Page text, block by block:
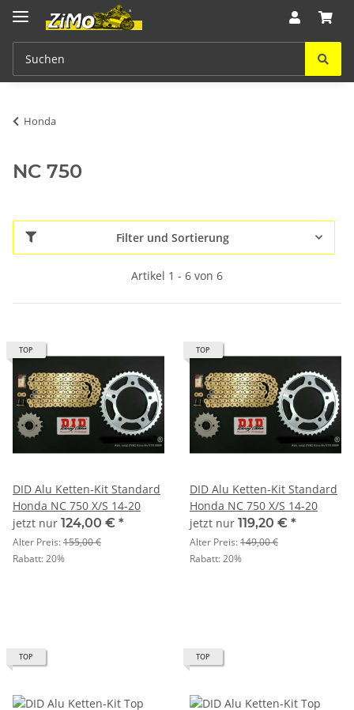
Honda
NC 750
Filter und Sortierung
Artikel 1 - 6 von 6
TOP
DID Alu Ketten-Kit Standard
Honda NC 750 X/S 14-20
jetzt nur 124,00 € *
Alter Preis:155,00 €
Rabatt:20%
TOP
DID Alu Ketten-Kit Standard
Honda NC 750 X/S 14-20
jetzt nur 119,20 € *
Alter Preis:149,00 €
Rabatt:20%
TOP TOP